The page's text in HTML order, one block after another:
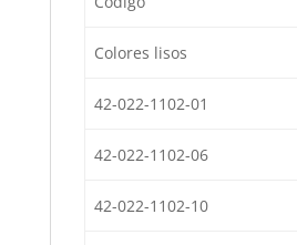
Colores lisos
42-022-1102-01
42-022-1102-06
42-022-1102-10